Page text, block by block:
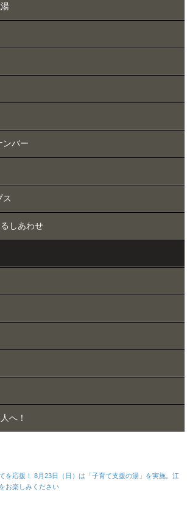
ンバー
ス
しあわせ
へ！
を応援！ 8月23日（日）は「子育て支援の湯」を実施。江
お楽しみください